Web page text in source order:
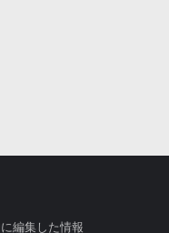
編集した情報